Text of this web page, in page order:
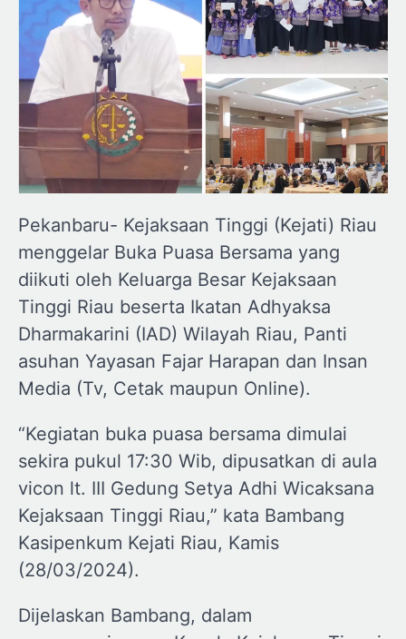
Pekanbaru- Kejaksaan Tinggi (Kejati) Riau
menggelar Buka Puasa Bersama yang
diikuti oleh Keluarga Besar Kejaksaan
Tinggi Riau beserta Ikatan Adhyaksa
Dharmakarini (IAD) Wilayah Riau, Panti
asuhan Yayasan Fajar Harapan dan Insan
Media (Tv, Cetak maupun Online).
“Kegiatan buka puasa bersama dimulai
sekira pukul 17:30 Wib, dipusatkan di aula
vicon lt. III Gedung Setya Adhi Wicaksana
Kejaksaan Tinggi Riau,” kata Bambang
Kasipenkum Kejati Riau, Kamis
(28/03/2024).
Dijelaskan Bambang, dalam